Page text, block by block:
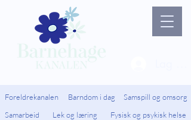
Foreldrekanalen Barndom i dag
Samspill og omsorg
Samarbeid
Lek og læring Fysisk og psykisk helse